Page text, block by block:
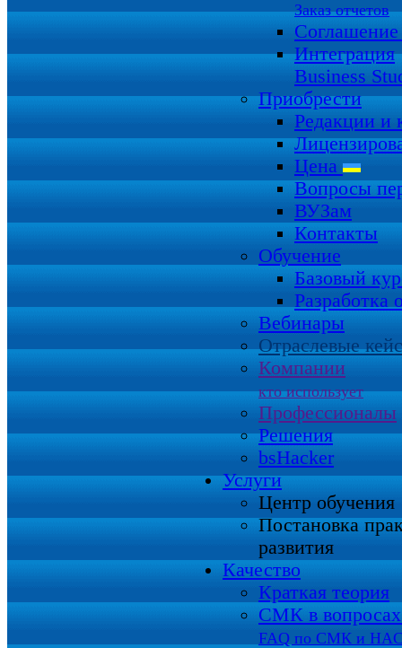
Заказ отчетов
Интеграция
Business
Приобрести
Редакции и
Цена
Вопросы
ВУЗам
Контакты
Обучение
Базовый
Разработка
Вебинары
Отраслевые
Компании
кто использует
Профессионалы
Решения
bsHacker
Услуги
Центр обучения
Постановка
развития
Качество
Краткая теория
СМК в вопросах
FAQ по СМК и